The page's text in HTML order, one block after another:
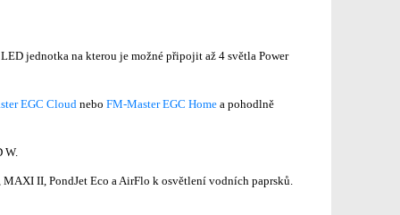
jednotka na kterou je možné připojit až 4 světla Power
EGC Cloudnebo FM-Master EGC Home a pohodlně
W.
II, PondJet Eco a AirFlo k osvětlení vodních paprsků.